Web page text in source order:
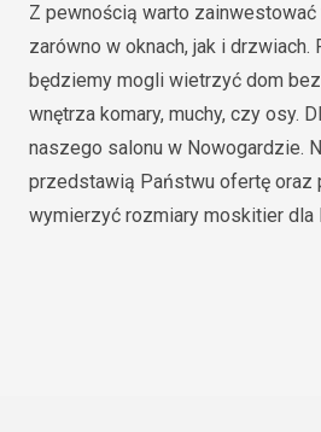
Z pewnością warto
zarówno w oknach, jak i drzwiach.
będziemy mogli wietrzyć dom
wnętrza komary, muchy, czy osy.
naszego salonu w Nowogardzie.
przedstawią Państwu ofertę oraz
wymierzyć rozmiary moskitier dla